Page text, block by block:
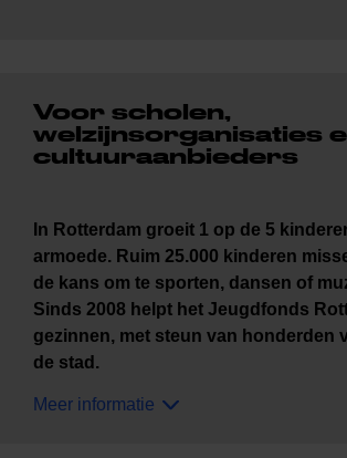
Voor scholen,
welzijnsorganisaties
cultuuraanbieders
In Rotterdam groeit 1 op de 5
armoede. Ruim 25.000 kinderen
de kans om te sporten, dansen of
Sinds 2008 helpt het Jeugdfonds
gezinnen, met steun van honderden
de stad.
Meer informatie